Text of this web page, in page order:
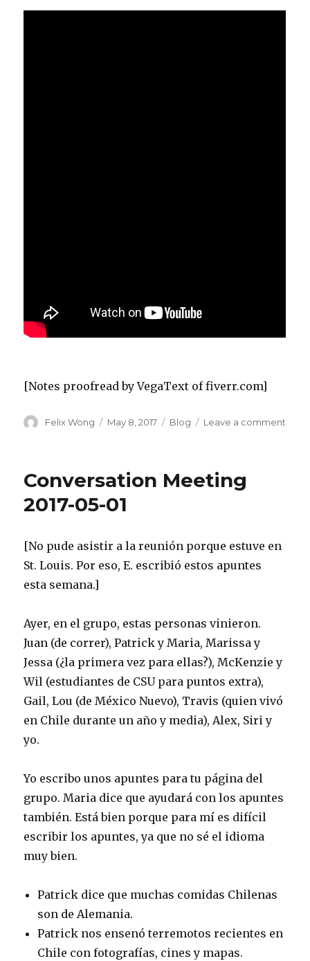
[Notes proofread by VegaText of fiverr.com]
Author
Felix Wong
Posted
May 8, 2017 Categories
Blog Leave a comment
Conversation Meeting
2017-05-01
[No pude asistir a la reunión porque estuve en
St. Louis. Por eso, E. escribió estos apuntes
esta semana.]
Ayer, en el grupo, estas personas vinieron.
Juan (de correr), Patrick y Maria, Marissa y
Jessa (¿la primera vez para ellas?), McKenzie y
Wil (estudiantes de CSU para puntos extra),
Gail, Lou (de México Nuevo), Travis (quien vivó
en Chile durante un año y media), Alex, Siri y
yo.
Yo escribo unos apuntes para tu página del
grupo. Maria dice que ayudará con los apuntes
también. Está bien porque para mí es difícil
escribir los apuntes, ya que no sé el idioma
muy bien.
Patrick dice que muchas comidas Chilenas
son de Alemania.
Patrick nos ensenó terremotos recientes en
Chile con fotografías, cines y mapas.